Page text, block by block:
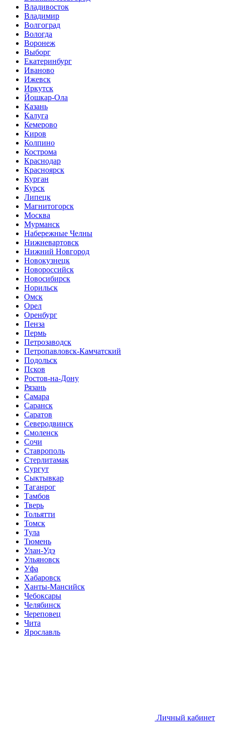
Владивосток
Владимир
Волгоград
Вологда
Воронеж
Выборг
Екатеринбург
Иваново
Ижевск
Иркутск
Йошкар-Ола
Казань
Калуга
Кемерово
Киров
Колпино
Кострома
Краснодар
Красноярск
Курган
Курск
Липецк
Магнитогорск
Москва
Мурманск
Набережные Челны
Нижневартовск
Нижний Новгород
Новокузнецк
Новороссийск
Новосибирск
Норильск
Омск
Орел
Оренбург
Пенза
Пермь
Петрозаводск
Петропавловск-Камчатский
Подольск
Псков
Ростов-на-Дону
Рязань
Самара
Саранск
Саратов
Северодвинск
Смоленск
Сочи
Ставрополь
Стерлитамак
Сургут
Сыктывкар
Таганрог
Тамбов
Тверь
Тольятти
Томск
Тула
Тюмень
Улан-Удэ
Ульяновск
Уфа
Хабаровск
Ханты-Мансийск
Чебоксары
Челябинск
Череповец
Чита
Ярославль
Личный кабинет